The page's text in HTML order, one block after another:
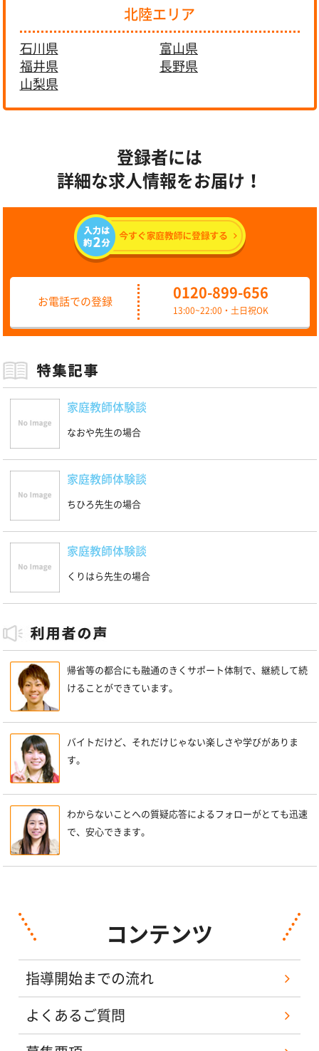
北陸エリア
石川県
富山県
福井県
長野県
山梨県
登録者には
詳細な求人情報をお届け！
お電話での登録
0120-899-656
13:00~22:00・土日祝OK
家庭教師体験談
なおや先生の場合
家庭教師体験談
ちひろ先生の場合
家庭教師体験談
くりはら先生の場合
帰省等の都合にも融通のきくサポート体制で、継続して続
けることができています。
バイトだけど、それだけじゃない楽しさや学びがありま
す。
わからないことへの質疑応答によるフォローがとても迅速
で、安心できます。
コンテンツ
指導開始までの流れ
よくあるご質問